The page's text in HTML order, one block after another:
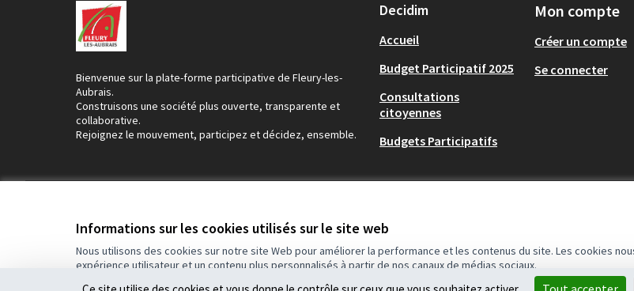
Informations sur les cookies utilisés sur le site web
Nous utilisons des cookies sur notre site Web pour améliorer la performance et les contenus du site. Les cookies
expérience utilisateur et un contenu plus personnalisés à partir de nos canaux de médias sociaux.
Bienvenue sur la plate-forme participative de Fleury-les-
Aubrais.
Construisons une société plus ouverte, transparente et
collaborative.
Rejoignez le mouvement, participez et décidez, ensemble.
Decidim
Accueil
Budget Participatif 2025
Consultations
citoyennes
Budgets Participatifs
Mon compte
Créer un compte
Se connecter
(Lien externe)
Site réalisé parOpen Source Politics grâce aulogiciel libre Decidim .